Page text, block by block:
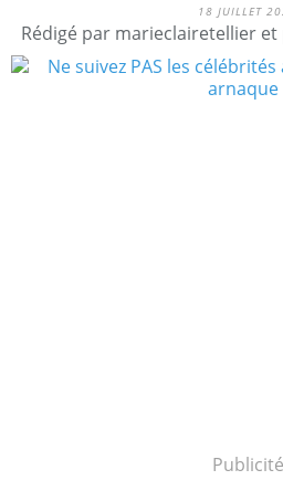
18 JUILLET
Rédigé par marieclairetellier
Publicité